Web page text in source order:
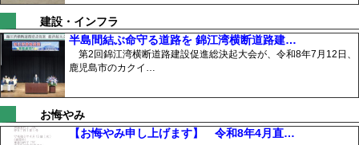
建設・インフラ
半島間結ぶ命守る道路を 錦江湾横断道路建…
第2回錦江湾横断道路建設促進総決起大会が、令和8年7月12日、
鹿児島市のカクイ…
お悔やみ
【お悔やみ申し上げます】 令和8年4月直…